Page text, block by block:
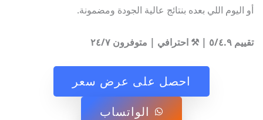
اللي بعده بنتائج عالية الجودة ومضمونة.
| متوفرون ٢٤/٧
احصل على عرض سعر
الواتساب